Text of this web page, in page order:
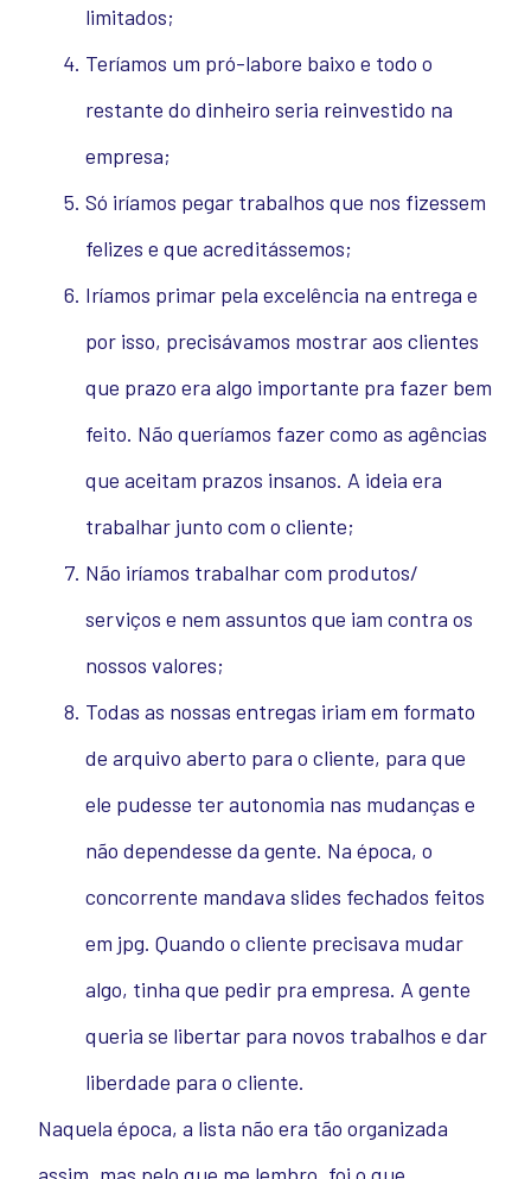
limitados;
Teríamos um pró-labore baixo e todo o
restante do dinheiro seria reinvestido na
empresa;
Só iríamos pegar trabalhos que nos fizessem
felizes e que acreditássemos;
Iríamos primar pela excelência na entrega e
por isso, precisávamos mostrar aos clientes
que prazo era algo importante pra fazer bem
feito. Não queríamos fazer como as agências
que aceitam prazos insanos. A ideia era
trabalhar junto com o cliente;
Não iríamos trabalhar com produtos/
serviços e nem assuntos que iam contra os
nossos valores;
Todas as nossas entregas iriam em formato
de arquivo aberto para o cliente, para que
ele pudesse ter autonomia nas mudanças e
não dependesse da gente. Na época, o
concorrente mandava slides fechados feitos
em jpg. Quando o cliente precisava mudar
algo, tinha que pedir pra empresa. A gente
queria se libertar para novos trabalhos e dar
liberdade para o cliente.
Naquela época, a lista não era tão organizada